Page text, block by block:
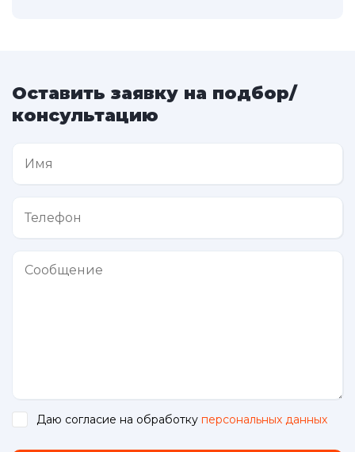
Оставить заявку на подбор/
консультацию
Даю согласие на обработку персональных данных